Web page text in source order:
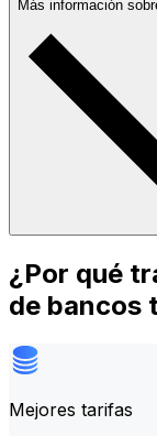
Más información
¿Por qué
de bancos
Mejores tarifas